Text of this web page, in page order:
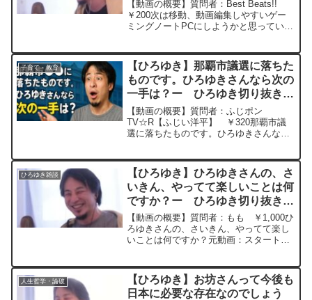
切り抜き 20240326
【動画の概要】質問者：Best Beats!!
￥200次は移動、動画編集しやすいゲー
ミングノートPCにしようかと思っていま
Dieuを呑みながら 2024/03/...
子育て・教育
【ひろゆき】那覇市議選に落ちた
ものです。ひろゆきさんなら次の
一手は？ー ひろゆき切り抜き
20250804
【動画の概要】質問者：ふじポン
TV☆R【ふじい洋平】 ￥320那覇市議
選に落ちたものです。ひろゆきさんなら
楽、世界観. Bière de Meaux Ambrée L...
ひろゆき雑談
【ひろゆき】ひろゆきさんの、さ
いきん、やってて楽しいことは何
ですか？ー ひろゆき切り抜き
20230318
【動画の概要】質問者：もも ￥1,000ひ
ろゆきさんの、さいきん、やってて楽し
いことは何ですか？元動画：スタートラ
ゆきさんの動画で、寄せられた質問につ
いて...
人生哲学・論破
【ひろゆき】お坊さんって今後も
日本に必要な存在なのでしょう